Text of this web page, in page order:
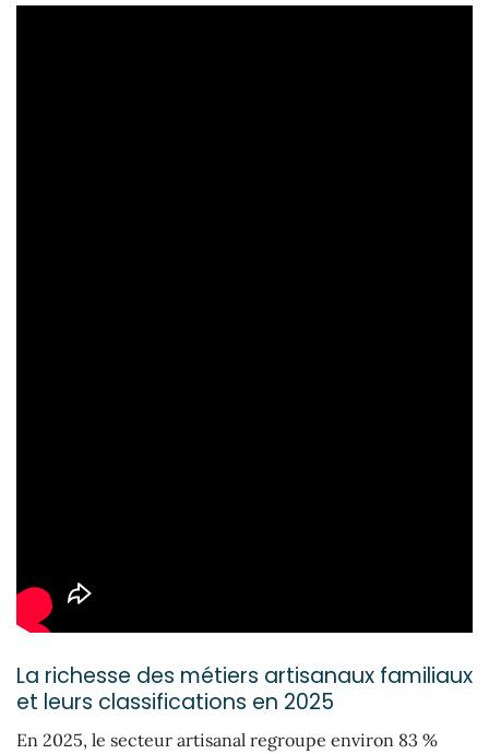
La richesse des métiers artisanaux familiaux
et leurs classifications en 2025
En 2025, le secteur artisanal regroupe environ 83 %